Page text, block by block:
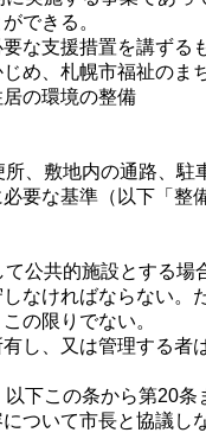
できる。
な支援措置を講ずる
、札幌市福祉のま
の環境の整備
、敷地内の通路、
要な基準（以下「整
公共的施設とする
なければならない
の限りでない。
、又は管理する者
下この条から第20
ついて市長と協議